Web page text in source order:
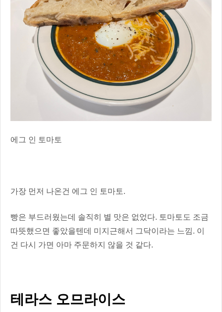
에그 인 토마토
가장 먼저 나온건 에그 인 토마토.
빵은 부드러웠는데 솔직히 별 맛은 없었다. 토마토도 조금
따뜻했으면 좋았을텐데 미지근해서 그닥이라는 느낌. 이
건 다시 가면 아마 주문하지 않을 것 같다.
테라스 오므라이스